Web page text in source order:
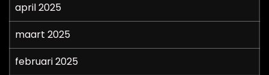
april 2025
maart 2025
februari 2025